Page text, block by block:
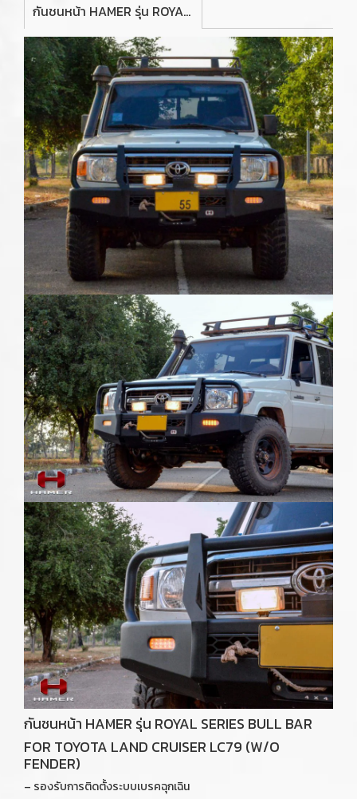
กันชนหน้า HAMER รุ่น ROYAL SERIES BULL BAR FOR TOYOTA LAND CRUISER LC79 (W/O FENDER)
กันชนหน้า HAMER รุ่น ROYAL SERIES BULL BAR
FOR TOYOTA LAND CRUISER LC79 (W/O
FENDER)
– รองรับการติดตั้งระบบเบรคฉุกเฉิน